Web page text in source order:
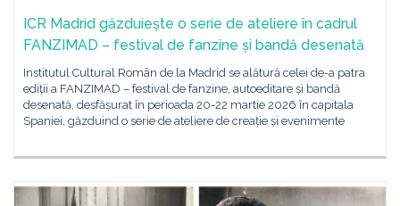
ICR Madrid găzduiește o serie de ateliere în cadrul
FANZIMAD – festival de fanzine și bandă desenată
Institutul Cultural Român de la Madrid se alătură celei de-a patra
ediții a FANZIMAD – festival de fanzine, autoeditare și bandă
desenată, desfășurat în perioada 20-22 martie 2026 în capitala
Spaniei, găzduind o serie de ateliere de creație și evenimente